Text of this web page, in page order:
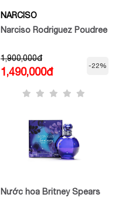
NARCISO
Narciso Rodriguez Poudree
1,900,000đ
1,490,000đ
-22%
Nước hoa Britney Spears